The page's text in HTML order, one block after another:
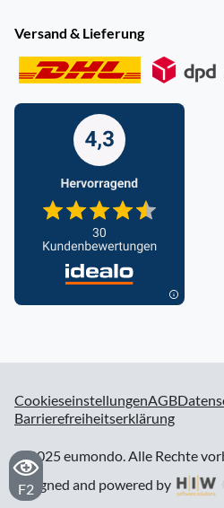
F2
Versand & Lieferung
CookieseinstellungenAGB
Barrierefreiheitserklärung
© 2025 eumondo. Alle Rechte
designed and powered by